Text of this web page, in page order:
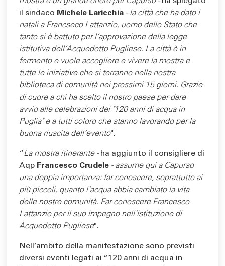
il sindaco Michele Laricchia - la città che ha dato i
natali a Francseco Lattanzio, uomo dello Stato che
tanto si è battuto per l'approvazione della legge
istitutiva dell'Acquedotto Pugliese. La città è in
fermento e vuole accogliere e vivere la mostra e
tutte le iniziative che si terranno nella nostra
biblioteca di comunità nei prossimi 15 giorni. Grazie
di cuore a chi ha scelto il nostro paese per dare
avvio alle celebrazioni dei "120 anni di acqua in
Puglia" e a tutti coloro che stanno lavorando per la
buona riuscita dell'evento".
“ La mostra itinerante - ha aggiunto il consigliere di
Aqp Francesco Crudele - assume qui a Capurso
una doppia importanza: far conoscere, soprattutto ai
più piccoli, quanto l’acqua abbia cambiato la vita
delle nostre comunità. Far conoscere Francesco
Lattanzio per il suo impegno nell'istituzione di
Acquedotto Pugliese".
Nell’ambito della manifestazione sono previsti
diversi eventi legati ai “120 anni di acqua in